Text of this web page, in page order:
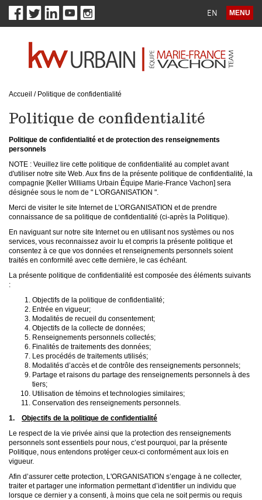
MENU
EN
Accueil /Politique de confidentialité
Politique de confidentialité
Politique de confidentialité et de protection des renseignements
personnels
NOTE : Veuillez lire cette politique de confidentialité au complet avant
d'utiliser notre site Web. Aux fins de la présente politique de confidentialité, la
compagnie [Keller Williams Urbain Équipe Marie-France Vachon] sera
désignée sous le nom de " L'ORGANISATION ".
Merci de visiter le site Internet de L’ORGANISATION et de prendre
connaissance de sa politique de confidentialité (ci-après la Politique).
En naviguant sur notre site Internet ou en utilisant nos systèmes ou nos
services, vous reconnaissez avoir lu et compris la présente politique et
consentez à ce que vos données et renseignements personnels soient
traités en conformité avec cette dernière, le cas échéant.
La présente politique de confidentialité est composée des éléments suivants
:
Objectifs de la politique de confidentialité;
Entrée en vigueur;
Modalités de recueil du consentement;
Objectifs de la collecte de données;
Renseignements personnels collectés;
Finalités de traitements des données;
Les procédés de traitements utilisés;
Modalités d’accès et de contrôle des renseignements personnels;
Partage et raisons du partage des renseignements personnels à des
tiers;
Utilisation de témoins et technologies similaires;
Conservation des renseignements personnels.
1. Objectifs de la politique de confidentialité
Le respect de la vie privée ainsi que la protection des renseignements
personnels sont essentiels pour nous, c’est pourquoi, par la présente
Politique, nous entendons protéger ceux-ci conformément aux lois en
vigueur.
Afin d’assurer cette protection, L'ORGANISATION s’engage à ne collecter,
traiter et partager une information permettant d’identifier un individu que
lorsque ce dernier y a consenti, à moins que cela ne soit permis ou requis